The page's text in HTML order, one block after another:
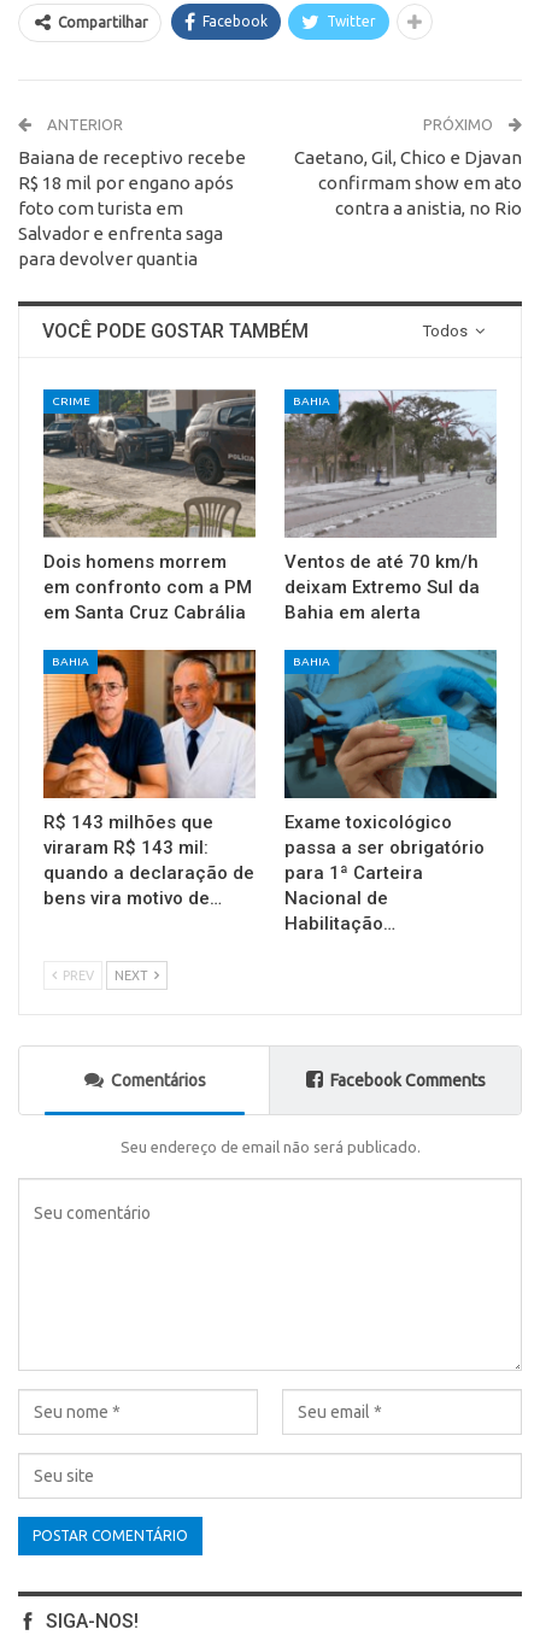
Compartilhar Facebook Twitter
ANTERIOR
Baiana de receptivo recebe
R$ 18 mil por engano após
foto com turista em
Salvador e enfrenta saga
para devolver quantia
PRÓXIMO
Caetano, Gil, Chico e Djavan
confirmam show em ato
contra a anistia, no Rio
Todos
VOCÊ PODE GOSTAR TAMBÉM
CRIME
Dois homens morrem
em confronto com a PM
em Santa Cruz Cabrália
BAHIA
Ventos de até 70 km/h
deixam Extremo Sul da
Bahia em alerta
BAHIA
R$ 143 milhões que
viraram R$ 143 mil:
quando a declaração de
bens vira motivo de…
BAHIA
Exame toxicológico
passa a ser obrigatório
para 1ª Carteira
Nacional de
Habilitação…
PREV NEXT
Comentários Facebook Comments
Seu endereço de email não será publicado.
SIGA-NOS!